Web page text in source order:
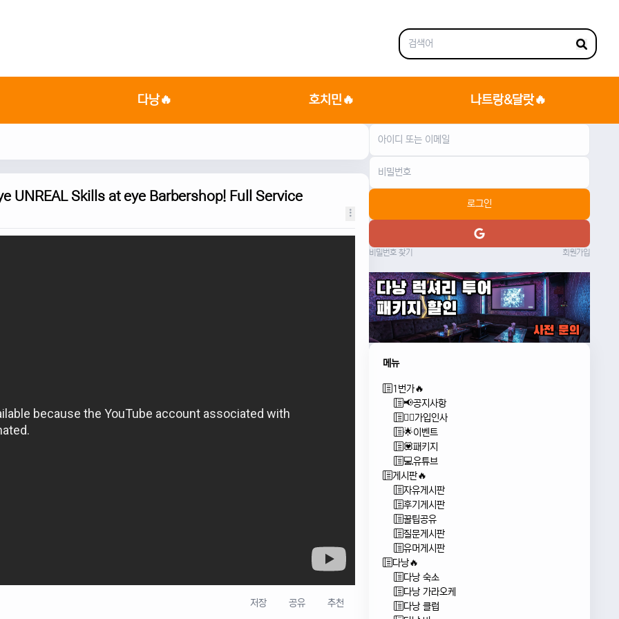
다낭🔥 호치민🔥 나트랑&달랏🔥
UNREAL Skills at eye Barbershop! Full Service
저장 공유 추천
로그인
비밀번호 찾기 회원가입
메뉴
1번가🔥
📢공지사항
🙇‍♂️가입인사
🌟이벤트
💟패키지
💻유튜브
게시판🔥
자유게시판
후기게시판
꿀팁공유
질문게시판
유머게시판
다낭🔥
다낭 숙소
다낭 가라오케
다낭 클럽